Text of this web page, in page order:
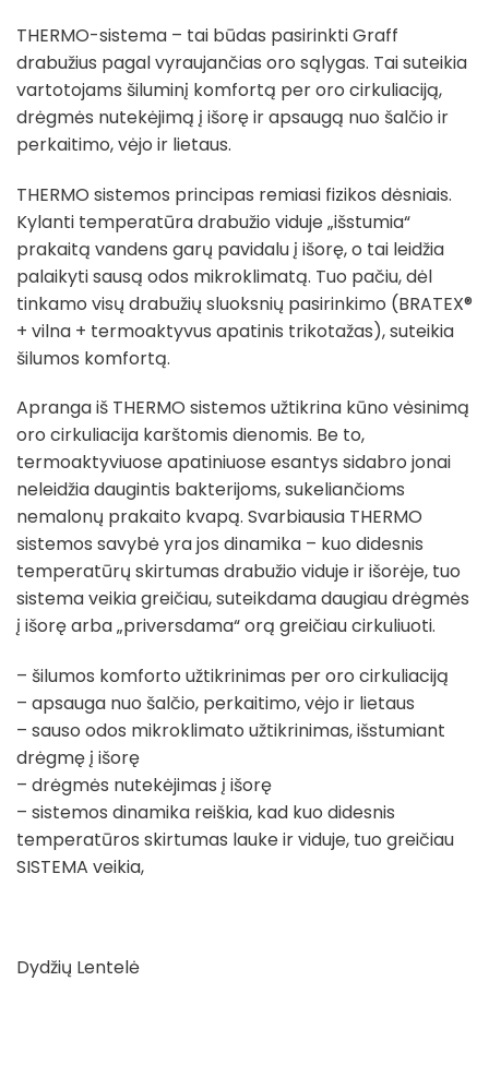
THERMO-sistema – tai būdas pasirinkti Graff
drabužius pagal vyraujančias oro sąlygas. Tai suteikia
vartotojams šiluminį komfortą per oro cirkuliaciją,
drėgmės nutekėjimą į išorę ir apsaugą nuo šalčio ir
perkaitimo, vėjo ir lietaus.
THERMO sistemos principas remiasi fizikos dėsniais.
Kylanti temperatūra drabužio viduje „išstumia“
prakaitą vandens garų pavidalu į išorę, o tai leidžia
palaikyti sausą odos mikroklimatą. Tuo pačiu, dėl
tinkamo visų drabužių sluoksnių pasirinkimo (BRATEX®
+ vilna + termoaktyvus apatinis trikotažas), suteikia
šilumos komfortą.
Apranga iš THERMO sistemos užtikrina kūno vėsinimą
oro cirkuliacija karštomis dienomis. Be to,
termoaktyviuose apatiniuose esantys sidabro jonai
neleidžia daugintis bakterijoms, sukeliančioms
nemalonų prakaito kvapą. Svarbiausia THERMO
sistemos savybė yra jos dinamika – kuo didesnis
temperatūrų skirtumas drabužio viduje ir išorėje, tuo
sistema veikia greičiau, suteikdama daugiau drėgmės
į išorę arba „priversdama“ orą greičiau cirkuliuoti.
– šilumos komforto užtikrinimas per oro cirkuliaciją
– apsauga nuo šalčio, perkaitimo, vėjo ir lietaus
– sauso odos mikroklimato užtikrinimas, išstumiant
drėgmę į išorę
– drėgmės nutekėjimas į išorę
– sistemos dinamika reiškia, kad kuo didesnis
temperatūros skirtumas lauke ir viduje, tuo greičiau
SISTEMA veikia,
Dydžių Lentelė